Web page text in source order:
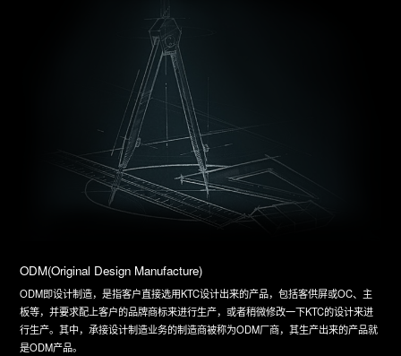
ODM(Original Design Manufacture)
ODM即设计制造，是指客户直接选用KTC设计出来的产品，包括客供屏或OC、主
板等，并要求配上客户的品牌商标来进行生产，或者稍微修改一下KTC的设计来进
行生产。其中，承接设计制造业务的制造商被称为ODM厂商，其生产出来的产品就
是ODM产品。